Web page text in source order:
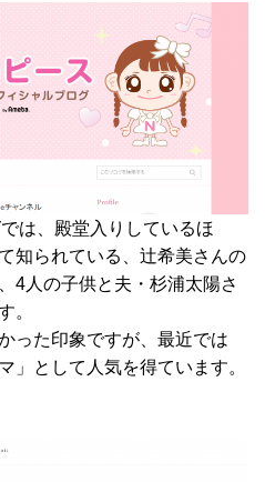
は、殿堂入りしているほ
知られている、辻希美さんの
4人の子供と夫・杉浦太陽さ
。
った印象ですが、最近では
」として人気を得ています。